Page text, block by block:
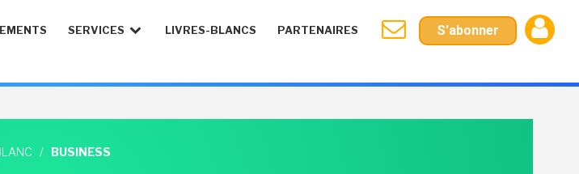
SERVICES LIVRES-BLANCS PARTENAIRES S'abonner
/ BUSINESS